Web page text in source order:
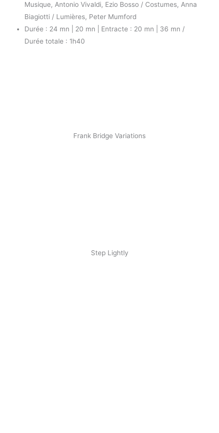
Musique, Antonio Vivaldi, Ezio Bosso / Costumes, Anna
Biagiotti / Lumières, Peter Mumford
Durée : 24 mn | 20 mn | Entracte : 20 mn | 36 mn /
Durée totale : 1h40
Frank Bridge Variations
Step Lightly